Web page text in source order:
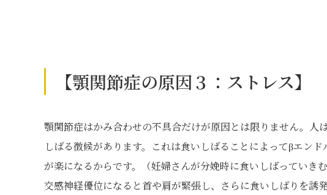
【顎関節症の原因３：ストレス】
顎関節症はかみ合わせの不具合だけが原因とは限りません。人
しばる徴候があります。これは食いしばることによってβエン
が楽になるからです。（妊婦さんが分娩時に食いしばっていき
交感神経優位になると首や肩が緊張し、さらに食いしばりを誘